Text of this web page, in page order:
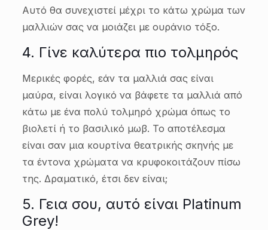
Αυτό θα συνεχιστεί μέχρι το κάτω χρώμα των
μαλλιών σας να μοιάζει με ουράνιο τόξο.
4. Γίνε καλύτερα πιο τολμηρός
Μερικές φορές, εάν τα μαλλιά σας είναι
μαύρα, είναι λογικό να βάφετε τα μαλλιά από
κάτω με ένα πολύ τολμηρό χρώμα όπως το
βιολετί ή το βασιλικό μωβ. Το αποτέλεσμα
είναι σαν μια κουρτίνα θεατρικής σκηνής με
τα έντονα χρώματα να κρυφοκοιτάζουν πίσω
της. Δραματικό, έτσι δεν είναι;
5. Γεια σου, αυτό είναι Platinum
Grey!